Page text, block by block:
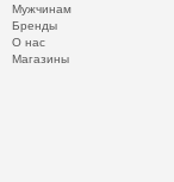
Мужчинам
Бренды
О нас
Магазины